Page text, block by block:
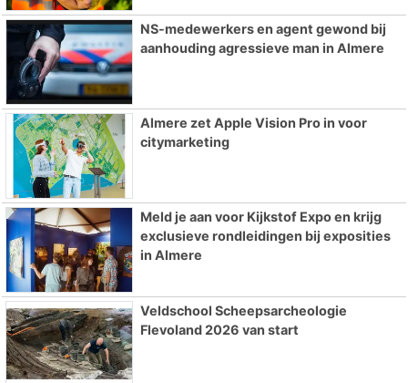
NS-medewerkers en agent gewond bij
aanhouding agressieve man in Almere
Almere zet Apple Vision Pro in voor
citymarketing
Meld je aan voor Kijkstof Expo en krijg
exclusieve rondleidingen bij exposities
in Almere
Veldschool Scheepsarcheologie
Flevoland 2026 van start